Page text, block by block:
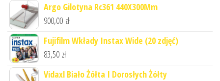
Argo Gilotyna Rc361 440X300Mm
900,00 zł
Fujifilm Wkłady Instax Wide (20 zdjęć)
83,50 zł
Vidaxl Biało Żółta I Dorosłych Żółty